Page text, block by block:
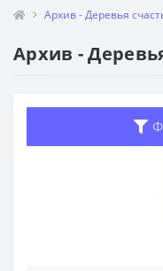
Архив - Деревья
Архив -